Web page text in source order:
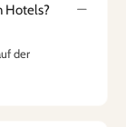
Hotels?
der